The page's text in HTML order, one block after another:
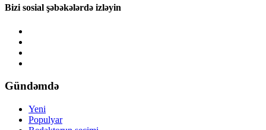
Bizi sosial şəbəkələrdə izləyin
Gündəmdə
Yeni
Populyar